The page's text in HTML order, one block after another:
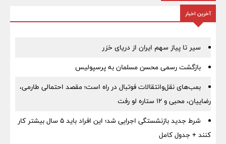
آخرین اخبار
سیر تا پیاز سهم ایران از دریای خزر
بازگشت رسمی محسن مسلمان به پرسپولیس
بمب‌های نقل‌وانتقالات فوتبال در راه است؛ مقصد احتمالی طارمی،
رضاییان، محبی و ۱۲ ستاره لو رفت
شرط جدید بازنشستگی اجرایی شد؛ این افراد باید ۵ سال بیشتر کار
کنند + جدول کامل